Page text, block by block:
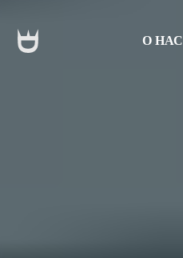
О НАС